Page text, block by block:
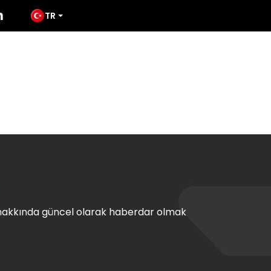
TR
güncel olarak haberdar olmak